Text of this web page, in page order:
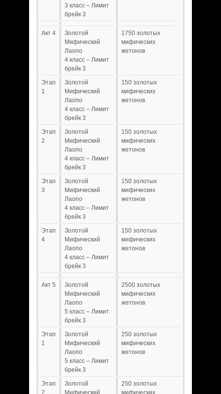
3 класс – Лимит
брейк 3
Акт 4
Золотой
Мифический
Лаопо
4 класс – Лимит
брейк 3
1750 золотых
мифических
жетонов
Этап
1
Золотой
Мифический
Лаопо
4 класс – Лимит
брейк 3
150 золотых
мифических
жетонов
Этап
2
Золотой
Мифический
Лаопо
4 класс – Лимит
брейк 3
150 золотых
мифических
жетонов
Этап
3
Золотой
Мифический
Лаопо
4 класс – Лимит
брейк 3
150 золотых
мифических
жетонов
Этап
4
Золотой
Мифический
Лаопо
4 класс – Лимит
брейк 3
150 золотых
мифических
жетонов
Акт 5
Золотой
Мифический
Лаопо
5 класс – Лимит
брейк 3
2500 золотых
мифических
жетонов
Этап
1
Золотой
Мифический
Лаопо
5 класс – Лимит
брейк 3
250 золотых
мифических
жетонов
Этап
2
Золотой
Мифический
250 золотых
мифических